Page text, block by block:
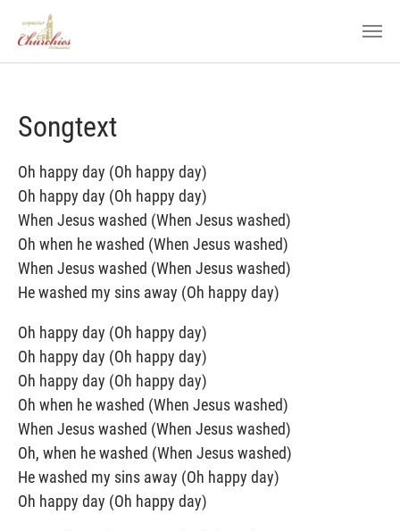
Zum Hauptinhalt springen
Songtext
Oh happy day (Oh happy day)
Oh happy day (Oh happy day)
When Jesus washed (When Jesus washed)
Oh when he washed (When Jesus washed)
When Jesus washed (When Jesus washed)
He washed my sins away (Oh happy day)
Oh happy day (Oh happy day)
Oh happy day (Oh happy day)
Oh happy day (Oh happy day)
Oh when he washed (When Jesus washed)
When Jesus washed (When Jesus washed)
Oh, when he washed (When Jesus washed)
He washed my sins away (Oh happy day)
Oh happy day (Oh happy day)